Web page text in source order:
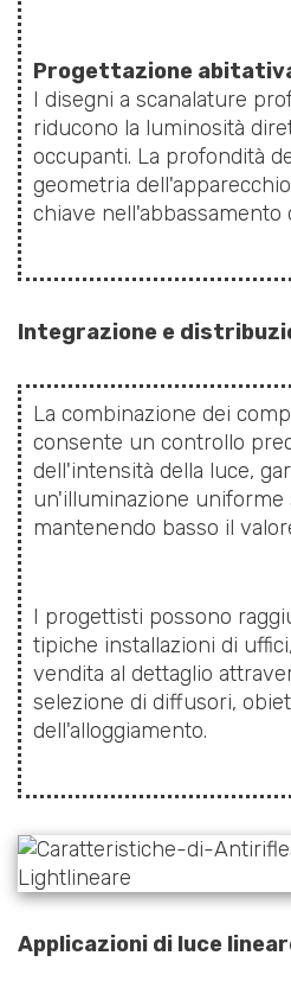
Progettazione
I disegni a scanalature
riducono la luminosità
occupanti. La profondità
geometria
chiave nell'abbassamento
Integrazione e
La combinazione dei
consente un controllo
dell'intensità della luce,
un'illuminazione
mantenendo basso il
I progettisti possono
tipiche installazioni di
vendita al dettaglio
selezione di diffusori,
dell'alloggiamento.
Applicazioni di luce